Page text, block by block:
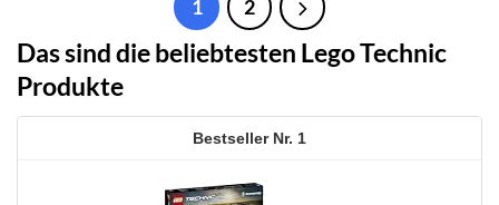
1 2
Das sind die beliebtesten Lego Technic
Produkte
1